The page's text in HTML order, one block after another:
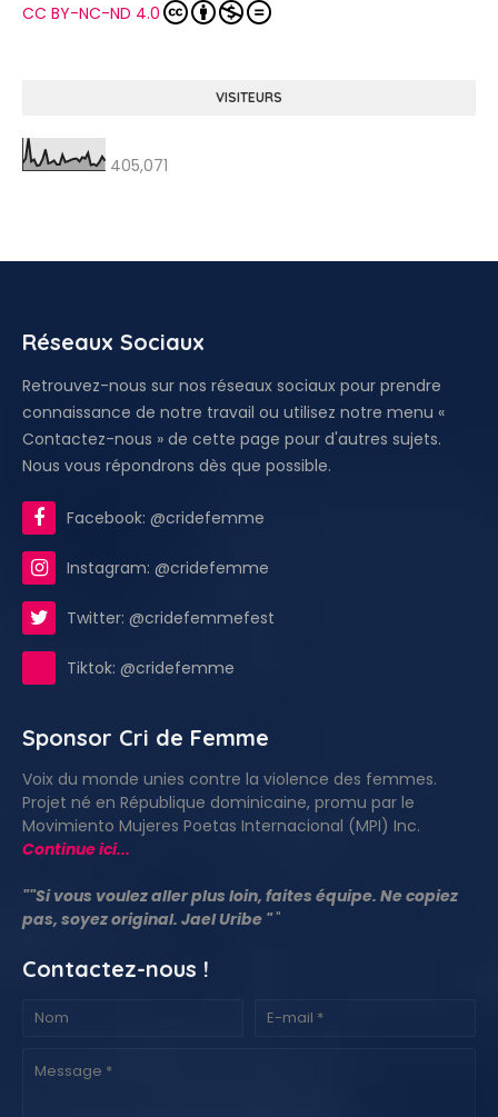
CC BY-NC-ND 4.0
VISITEURS
405,071
Réseaux Sociaux
Retrouvez-nous sur nos réseaux sociaux pour prendre
connaissance de notre travail ou utilisez notre menu «
Contactez-nous » de cette page pour d'autres sujets.
Nous vous répondrons dès que possible.
Facebook: @cridefemme
Instagram: @cridefemme
Twitter: @cridefemmefest
Tiktok: @cridefemme
Sponsor Cri de Femme
Voix du monde unies contre la violence des femmes.
Projet né en République dominicaine, promu par le
Movimiento Mujeres Poetas Internacional (MPI) Inc.
Continue ici...
""Si vous voulez aller plus loin, faites équipe. Ne copiez
pas, soyez original. Jael Uribe ""
Contactez-nous !